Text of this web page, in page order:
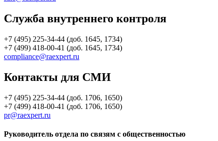
Служба внутреннего контроля
+7 (495) 225-34-44 (доб. 1645, 1734)
+7 (499) 418-00-41 (доб. 1645, 1734)
compliance@raexpert.ru
Контакты для СМИ
+7 (495) 225-34-44 (доб. 1706, 1650)
+7 (499) 418-00-41 (доб. 1706, 1650)
pr@raexpert.ru
Руководитель отдела по связям с общественностью